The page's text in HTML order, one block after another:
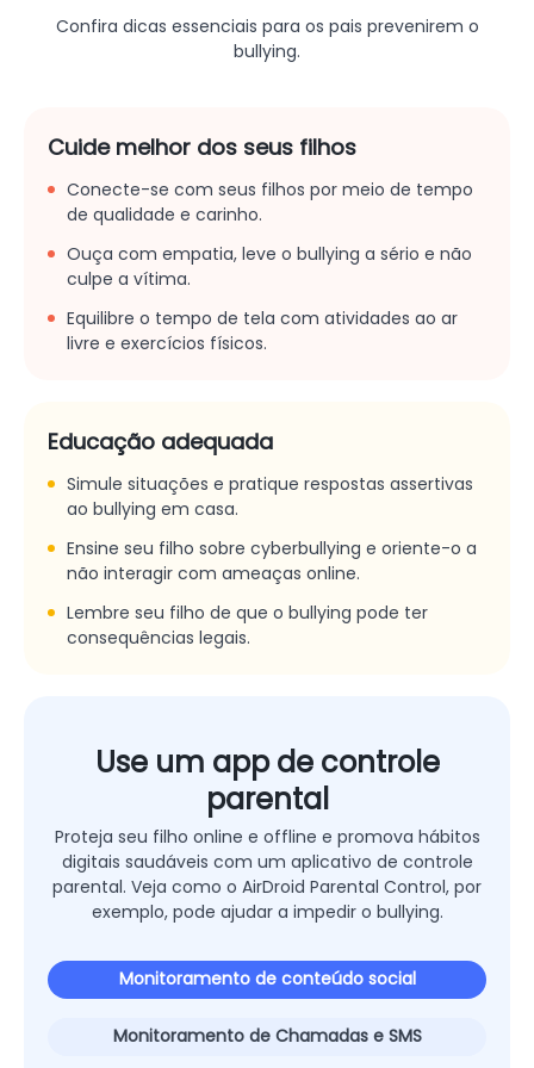
Confira dicas essenciais para os pais prevenirem o
bullying.
Cuide melhor dos seus filhos
Conecte-se com seus filhos por meio de tempo
de qualidade e carinho.
Ouça com empatia, leve o bullying a sério e não
culpe a vítima.
Equilibre o tempo de tela com atividades ao ar
livre e exercícios físicos.
Educação adequada
Simule situações e pratique respostas assertivas
ao bullying em casa.
Ensine seu filho sobre cyberbullying e oriente-o a
não interagir com ameaças online.
Lembre seu filho de que o bullying pode ter
consequências legais.
Use um app de controle
parental
Proteja seu filho online e offline e promova hábitos
digitais saudáveis com um aplicativo de controle
parental. Veja como o AirDroid Parental Control, por
exemplo, pode ajudar a impedir o bullying.
Monitoramento de conteúdo social
Monitoramento de Chamadas e SMS